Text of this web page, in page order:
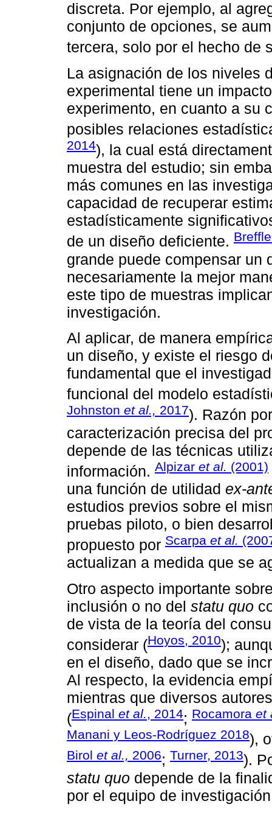
discreta. Por ejemplo, al
conjunto de opciones, se
tercera, solo por el hecho de
La asignación de los niveles
experimental tiene un
experimento, en cuanto a su
posibles relaciones
2014), la cual está
muestra del estudio; sin
más comunes en las
capacidad de recuperar
estadísticamente
de un diseño deficiente.
grande puede compensar un
necesariamente la mejor
este tipo de muestras
investigación.
Al aplicar, de manera
un diseño, y existe el riesgo
fundamental que el
funcional del modelo
Johnston et al., 2017). Razón
caracterización precisa del
depende de las técnicas
información. Alpizar et al. (2001)
una función de utilidad ex-
estudios previos sobre el
pruebas piloto, o bien
propuesto por Scarpa et al.
actualizan a medida que se
Otro aspecto importante
inclusión o no del statu quo
de vista de la teoría del
considerar (Hoyos, 2010);
en el diseño, dado que se
Al respecto, la evidencia
mientras que diversos
(Espinal et al., 2014; Rocamora et
Manani y Leos-Rodríguez 2018),
Birol et al., 2006; Turner, 2013).
statu quo depende de la
por el equipo de